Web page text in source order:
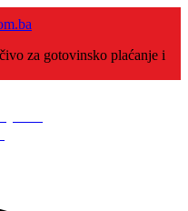
za gotovinsko plaćanje i